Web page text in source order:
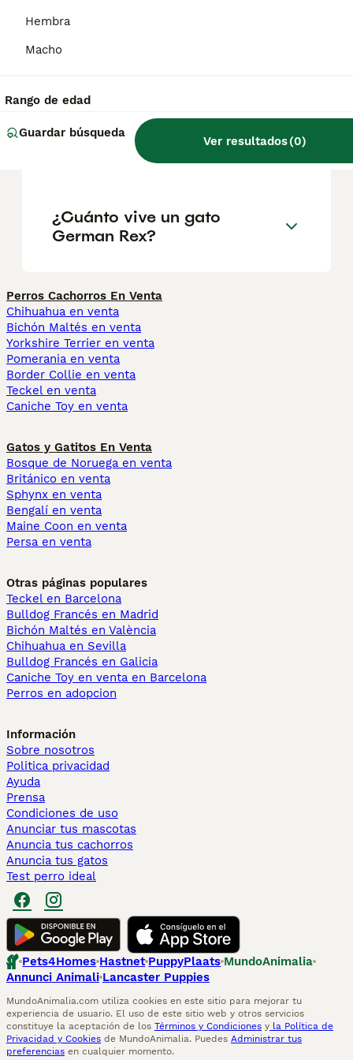
Hembra
Macho
Rango de edad
Guardar búsqueda
Ver resultados(0)
¿Cuánto cuesta un gato
¿Es el German Rex una
buena mascota?
¿Cuánto vive un gato
German Rex?
Perros Cachorros En Venta
Chihuahua en venta
Bichón Maltés en venta
Yorkshire Terrier en venta
Pomerania en venta
Border Collie en venta
Teckel en venta
Caniche Toy en venta
Gatos y Gatitos En Venta
Bosque de Noruega en venta
Británico en venta
Sphynx en venta
Bengalí en venta
Maine Coon en venta
Persa en venta
Otras páginas populares
Teckel en Barcelona
Bulldog Francés en Madrid
Bichón Maltés en València
Chihuahua en Sevilla
Bulldog Francés en Galicia
Caniche Toy en venta en Barcelona
Perros en adopcion
Información
Sobre nosotros
Politica privacidad
Ayuda
Prensa
Condiciones de uso
Anunciar tus mascotas
Anuncia tus cachorros
Anuncia tus gatos
Test perro ideal
Pets4Homes Hastnet PuppyPlaats MundoAnimalia
Annunci Animali Lancaster Puppies
MundoAnimalia.com utiliza cookies en este sitio para mejorar tu
experiencia de usuario. El uso de este sitio web y otros servicios
constituye la aceptación de los Términos y Condiciones y la Política de
Privacidad y Cookies de MundoAnimalia. Puedes Administrar tus
preferencias en cualquier momento.